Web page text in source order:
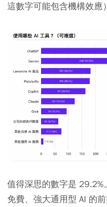
這數字可能包含機構效應）
值得深思的數字是
免費、強大通用型 AI 的